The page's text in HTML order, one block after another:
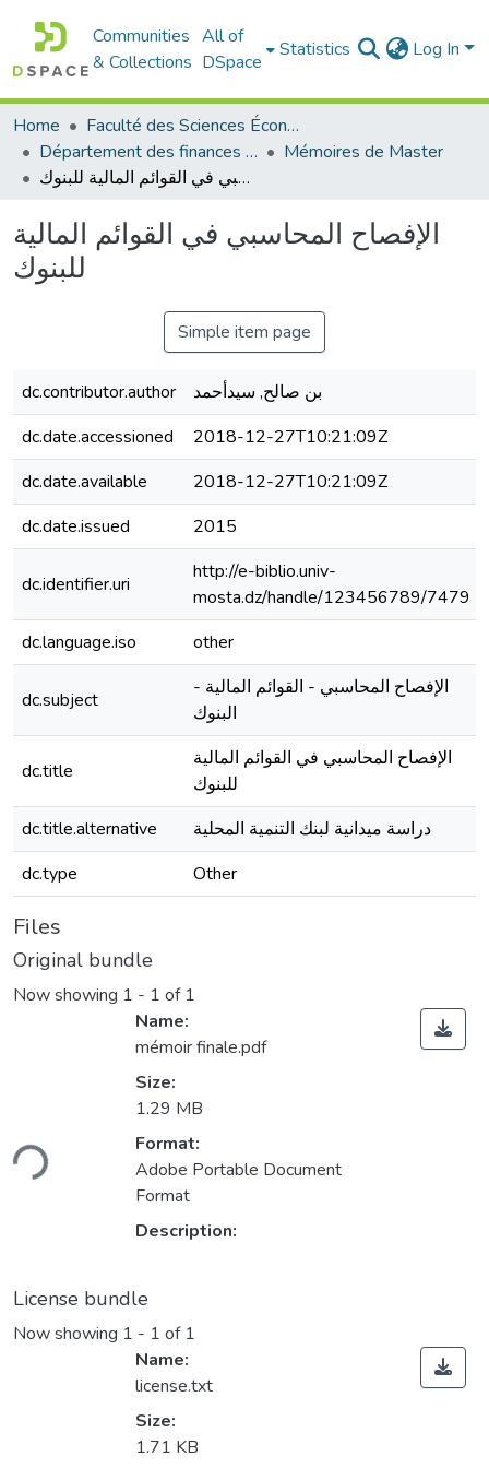
Communities
& Collections
All of
DSpace
Statistics Log In
Home
Faculté des Sciences Économiques Commerciales et des Sciences de Gestion
Département des finances et de comptabilité
Mémoires de Master
الإفصاح المحاسبي في القوائم المالية للبنوك
الإفصاح المحاسبي في القوائم المالية
للبنوك
Simple item page
dc.contributor.author
بن صالح, سيدأحمد
dc.date.accessioned
2018-12-27T10:21:09Z
dc.date.available
2018-12-27T10:21:09Z
dc.date.issued
2015
dc.identifier.uri
http://e-biblio.univ-
mosta.dz/handle/123456789/7479
dc.language.iso
other
dc.subject
الإفصاح المحاسبي - القوائم المالية -
البنوك
dc.title
الإفصاح المحاسبي في القوائم المالية
للبنوك
dc.title.alternative دراسة ميدانية لبنك التنمية المحلية
dc.type
Other
Files
Original bundle
Now showing 1 - 1 of 1
Name:
mémoir finale.pdf
Size:
1.29 MB
Format:
Adobe Portable Document
Format
Description:
License bundle
Now showing 1 - 1 of 1
Name:
license.txt
Size:
1.71 KB